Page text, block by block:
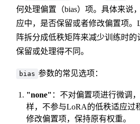
何处理偏置（bias）项。具体来说
应中，是否保留或者修改偏置项
阵拆分成低秩矩阵来减少训练时
保留或处理得不同。
bias 参数的常见选项：
"none" ：不对偏置项进行微调
样，不参与LoRA的低秩适应过
修改偏置项，保持原有权重。